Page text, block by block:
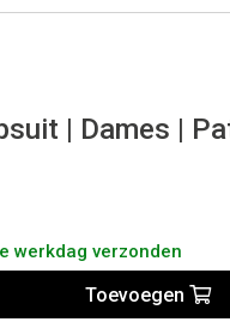
| Dames |
werkdag verzonden
Toevoegen